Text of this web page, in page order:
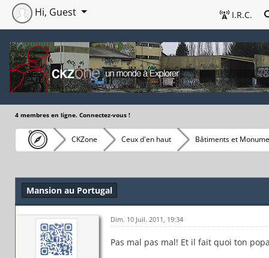
I.R.C.
Hi, Guest
4 membres en ligne. Connectez-vous !
CKZone Ceux d'en haut Bâtiments et
Mansion au Portugal
Dim. 10 Juil. 2011, 19:34
Pas mal pas mal! Et il fait quoi ton